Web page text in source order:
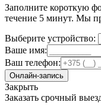
Заполните короткую
течение 5 минут. Мы
Выберите устройство:
Ваше имя:
Ваш телефон:
Онлайн-запись
Закрыть
Заказать срочный